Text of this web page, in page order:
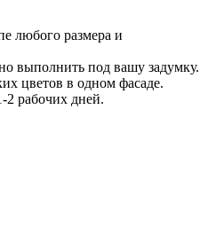
любого размера и
выполнить под вашу задумку.
цветов в одном фасаде.
2 рабочих дней.